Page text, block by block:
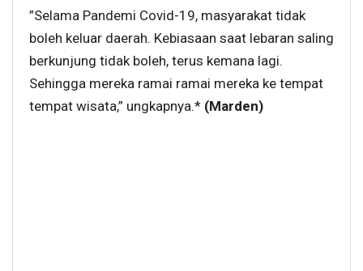
”Selama Pandemi Covid-19, masyarakat tidak
boleh keluar daerah. Kebiasaan saat lebaran saling
berkunjung tidak boleh, terus kemana lagi.
Sehingga mereka ramai ramai mereka ke tempat
tempat wisata,” ungkapnya.* (Marden)